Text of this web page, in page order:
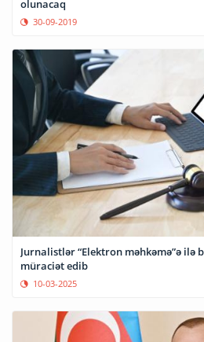
olunacaq
30-09-2019
Jurnalistlər “Elektron məhkəmə”ə ilə
müraciət edib
10-03-2025